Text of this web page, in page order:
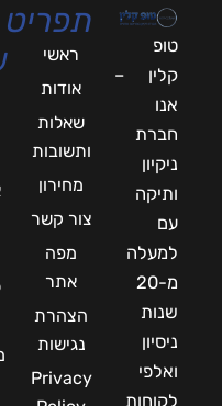
טופ
קלין –
אנו
חברת
ניקיון
ותיקה
עם
למעלה
מ-20
שנות
ניסיון
ואלפי
לקוחות
תפריט
ראשי
אודות
שאלות
ותשובות
מחירון
צור קשר
מפה
אתר
הצהרת
נגישות
Privacy